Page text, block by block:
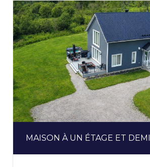
MAISON À UN ÉTAGE ET DEMI